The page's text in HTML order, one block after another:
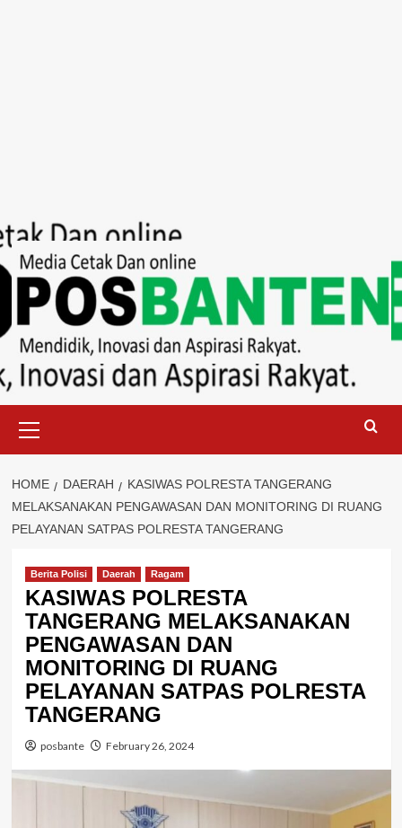
to
content
Menu
HOME DAERAH
KASIWAS POLRESTA TANGERANG
MELAKSANAKAN PENGAWASAN DAN MONITORING DI RUANG
PELAYANAN SATPAS POLRESTA TANGERANG
Berita Polisi Daerah Ragam
KASIWAS POLRESTA
TANGERANG MELAKSANAKAN
PENGAWASAN DAN
MONITORING DI RUANG
PELAYANAN SATPAS POLRESTA
TANGERANG
posbante February 26, 2024